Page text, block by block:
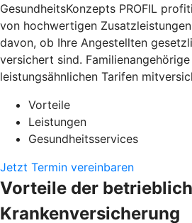
GesundheitsKonzepts PROFIL
von hochwertigen
davon, ob Ihre Angestellten
versichert sind.
leistungsähnlichen Tarifen
Vorteile
Leistungen
Gesundheitsservices
Jetzt Termin vereinbaren
Vorteile der
Krankenversicherung